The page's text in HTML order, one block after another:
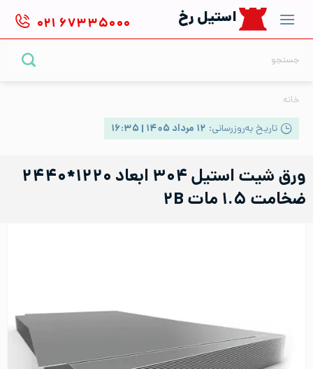
content
استیل رخ ۰۲۱ ۶۷۳۳۵۰۰۰
خانه
تاریخ به‌روزرسانی: ۱۲ مرداد ۱۴۰۵ | ۱۶:۳۵
ورق شیت استیل ۳۰۴ ابعاد ۱۲۲۰*۲۴۴۰
ضخامت ۱.۵ مات ۲B